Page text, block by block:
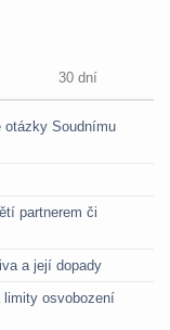
30 dní
otázky Soudnímu
partnerem či
a její dopady
limity osvobození